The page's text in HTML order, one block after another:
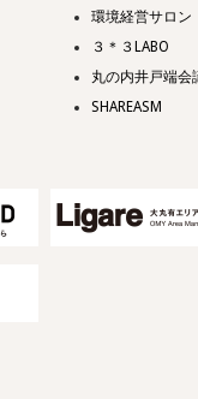
環境経営サロン
３＊３LABO
丸の内井戸端会
SHAREASM